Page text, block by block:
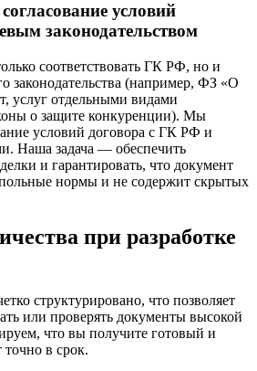
условий
законодательством
соответствовать ГК РФ, но и
законодательства (например, ФЗ «О
услуг отдельными видами
о защите конкуренции). Мы
условий договора с ГК РФ и
Наша задача — обеспечить
и гарантировать, что документ
нормы и не содержит скрытых
при разработке
структурировано, что позволяет
или проверять документы высокой
что вы получите готовый и
в срок.